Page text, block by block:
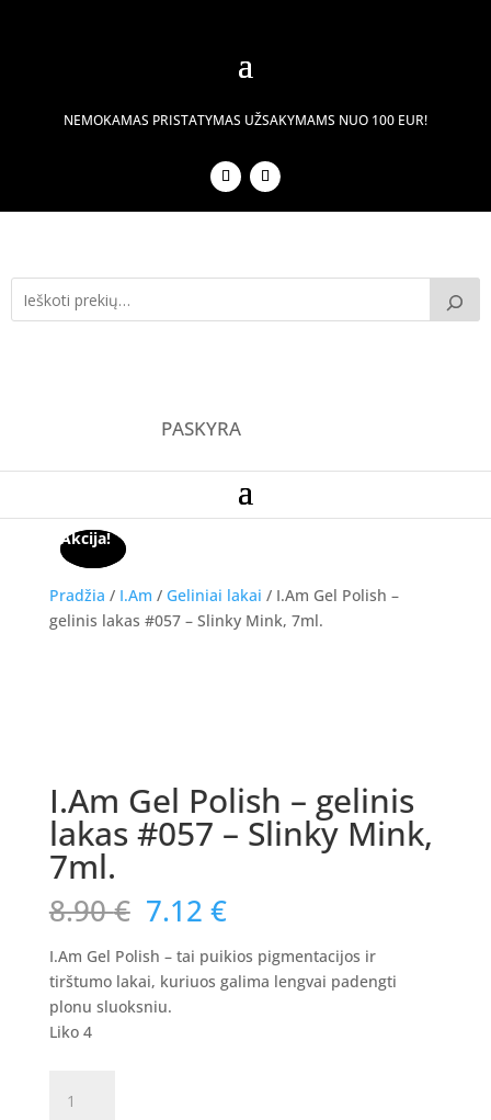
NEMOKAMAS PRISTATYMAS UŽSAKYMAMS NUO 100 EUR!
PASKYRA
Pradžia / I.Am / Geliniai lakai / I.Am Gel Polish –
gelinis lakas #057 – Slinky Mink, 7ml.
I.Am Gel Polish – gelinis
lakas #057 – Slinky Mink,
7ml.
8.90€ Original
price
was:
8.90 €.
7.12 €Current
price
is:
7.12 €.
I.Am Gel Polish – tai puikios pigmentacijos ir
tirštumo lakai, kuriuos galima lengvai padengti
plonu sluoksniu.
Liko 4
kiekis:
Akcija!
Akcija!